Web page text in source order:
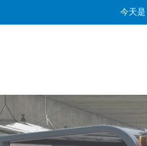
今天是